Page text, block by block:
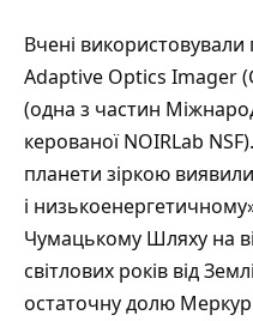
Вчені
Adaptive Optics Imager
(одна з частин
керованої NOIRLab
планети зіркою
і
Чумацькому Шляху на
світлових років від
остаточну долю